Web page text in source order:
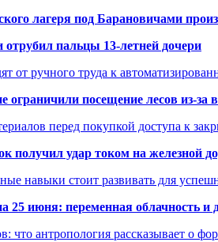
лагеря под Барановичами
отрубил пальцы 13-летней дочери
от ручного труда к
ограничили посещение лесов из-за
перед покупкой доступа к
получил удар током на железной
навыки стоит развивать для
25 июня: переменная облачность и
что антропология рассказывает о